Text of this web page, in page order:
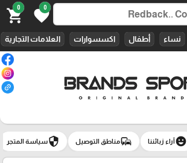
0
favorite
0
shopping_cart
نساء أطفال اكسسوارات العلامات التجارية
emoji_emotionsآراء زبائننا commuteمناطق التوصيل securityسياسة المتجر